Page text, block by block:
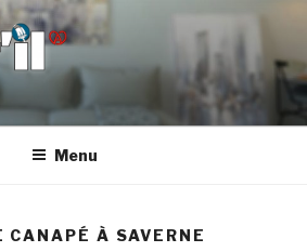
haut de gamme
Menu
CANAPÉ À SAVERNE